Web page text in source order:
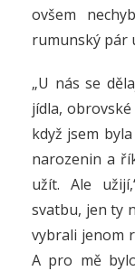
ovšem
rumunský pár
„U nás se
jídla,
když jsem
narozenin a
užít. Ale
svatbu, jen ty
vybrali jenom
A pro mě